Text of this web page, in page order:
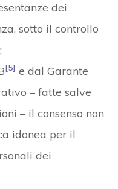
dei
sotto il controllo
;
[5] e dal Garante
– fatte salve
– il consenso non
idonea per il
dei